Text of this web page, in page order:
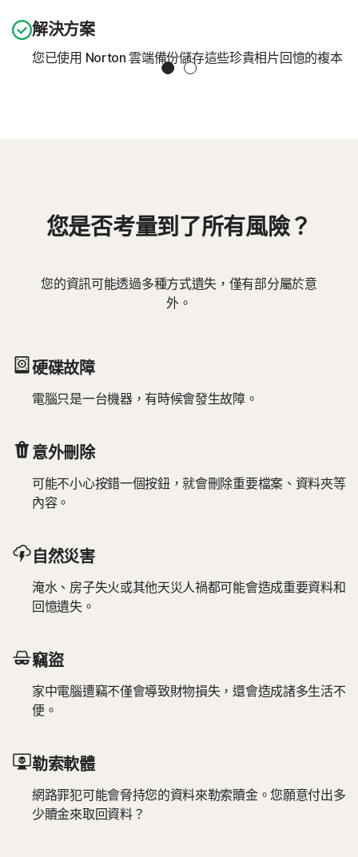
解決方案
您已使用 Norton 雲端備份儲存這些珍貴相片回憶的複本
Slide 1 Slide 2
您是否考量到了所有風險？
您的資訊可能透過多種方式遺失，僅有部分屬於意
外。
硬碟故障
電腦只是一台機器，有時候會發生故障。
意外刪除
可能不小心按錯一個按鈕，就會刪除重要檔案、資料夾等
內容。
自然災害
淹水、房子失火或其他天災人禍都可能會造成重要資料和
回憶遺失。
竊盜
家中電腦遭竊不僅會導致財物損失，還會造成諸多生活不
便。
勒索軟體
網路罪犯可能會脅持您的資料來勒索贖金。您願意付出多
少贖金來取回資料？